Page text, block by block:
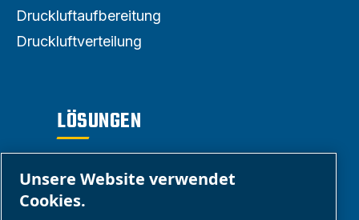
Druckluftaufbereitung
Druckluftverteilung
LÖSUNGEN
Landwirtschaft
Automobilindustrie
Unsere Website verwendet
Cookies.